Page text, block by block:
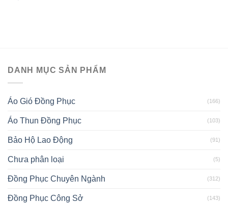
DANH MỤC SẢN PHẨM
Áo Gió Đồng Phục (166)
Áo Thun Đồng Phục (103)
Bảo Hộ Lao Động (91)
Chưa phân loại (5)
Đồng Phục Chuyên Ngành (312)
Đồng Phục Công Sở (143)